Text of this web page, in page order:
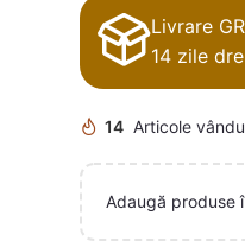
Livrare
14 zile
14 Articole
Adaugă produse